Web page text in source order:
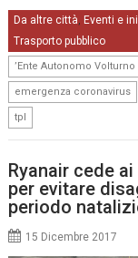
Da altre città, Eventi e
Trasporto pubblico
’Ente Autonomo Volturno
emergenza coronavirus
tpl
Ryanair cede
per evitare
periodo
15 Dicembre 2017